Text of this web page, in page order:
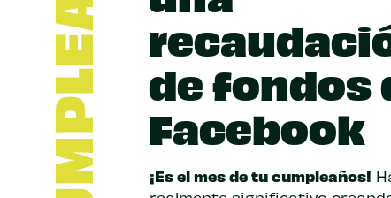
de fondos
Facebook
¡Es el mes de tu cumpleaños!